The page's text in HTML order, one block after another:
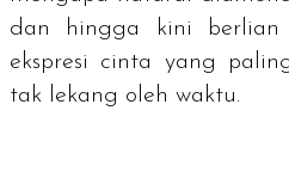
dan hingga kini
ekspresi cinta yang
tak lekang oleh waktu.